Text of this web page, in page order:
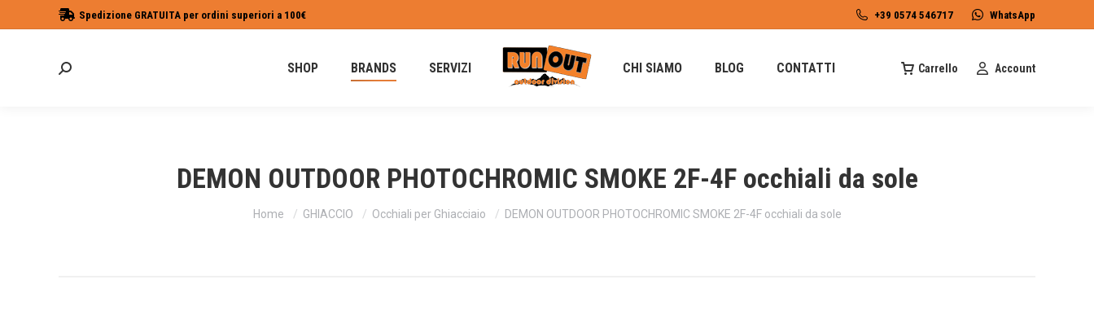
Spedizione GRATUITA per ordini superiori a 100€ +39 0574 546717 WhatsApp
SHOP BRANDS SERVIZI
Cerca: CHI SIAMO BLOG CONTATTI Carrello Account
DEMON OUTDOOR PHOTOCHROMIC SMOKE 2F-4F occhiali da sole
Tu sei qui:
Home GHIACCIO Occhiali per Ghiacciaio DEMON OUTDOOR PHOTOCHROMIC SMOKE 2F-4F occhiali da sole